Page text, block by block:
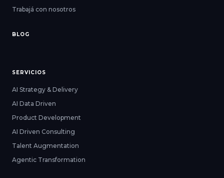
Trabajá con nosotros
BLOG
SERVICIOS
AI Strategy & Delivery
AI Data Driven
Product Development
AI Driven Consulting
Talent Augmentation
Agentic Transformation